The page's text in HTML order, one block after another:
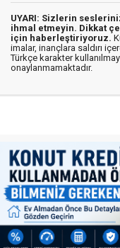
UYARI: Sizlerin
ihmal etmeyin. Dikkat
için haberleştiriyoruz.
imalar, inançlara saldırı
Türkçe karakter
onaylanmamaktadır.